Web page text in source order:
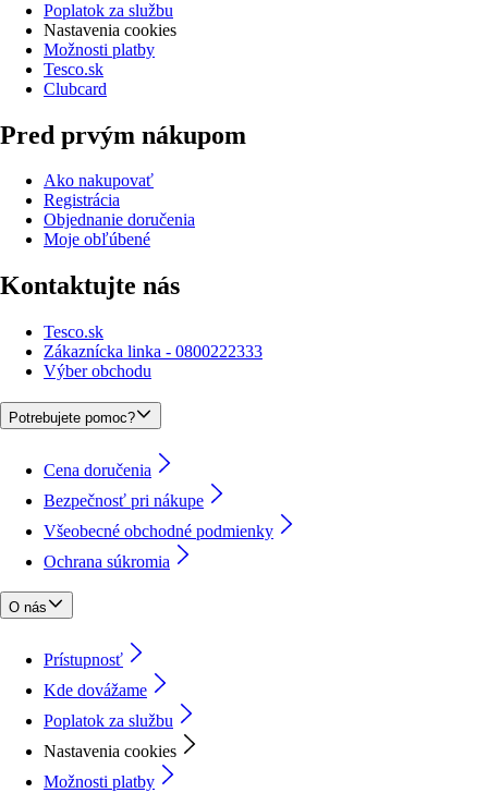
Poplatok za službu
Nastavenia cookies
Možnosti platby
Tesco.sk
Clubcard
Pred prvým nákupom
Ako nakupovať
Registrácia
Objednanie doručenia
Moje obľúbené
Kontaktujte nás
Tesco.sk
Zákaznícka linka - 0800222333
Výber obchodu
Potrebujete pomoc?
Cena doručenia
Bezpečnosť pri nákupe
Všeobecné obchodné podmienky
Ochrana súkromia
O nás
Prístupnosť
Kde dovážame
Poplatok za službu
Nastavenia cookies
Možnosti platby